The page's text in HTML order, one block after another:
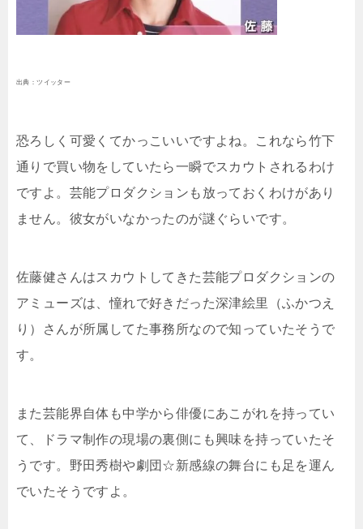
出典：ツイッター
恐ろしく可愛くてかっこいいですよね。これなら竹下
通りで買い物をしていたら一瞬でスカウトされるわけ
ですよ。芸能プロダクションも放っておくわけがあり
ません。彼女がいなかったのが謎ぐらいです。
佐藤健さんはスカウトしてきた芸能プロダクションの
アミューズは、憧れで好きだった深津絵里（ふかつえ
り）さんが所属してた事務所なので知っていたそうで
す。
また芸能界自体も中学から俳優にあこがれを持ってい
て、ドラマ制作の現場の裏側にも興味を持っていたそ
うです。野田秀樹や劇団☆新感線の舞台にも足を運ん
でいたそうですよ。